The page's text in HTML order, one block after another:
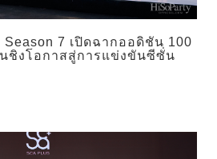
Season 7 เปิดฉากออดิชัน 100
ชิงโอกาสสู่การแข่งขันซีซั่น